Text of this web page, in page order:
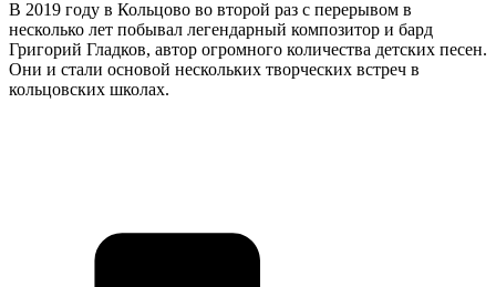
В 2019 году в Кольцово во второй раз с перерывом в
несколько лет побывал легендарный композитор и бард
Григорий Гладков, автор огромного количества детских песен.
Они и стали основой нескольких творческих встреч в
кольцовских школах.